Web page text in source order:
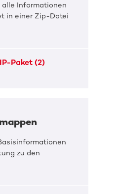
der
alle Informationen
in einer Zip-Datei
Paket (2)
zu den